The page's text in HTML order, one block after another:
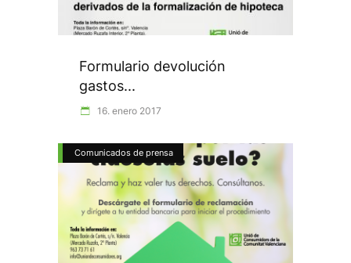
Formulario devolución
gastos...
16. enero 2017
Comunicados de prensa